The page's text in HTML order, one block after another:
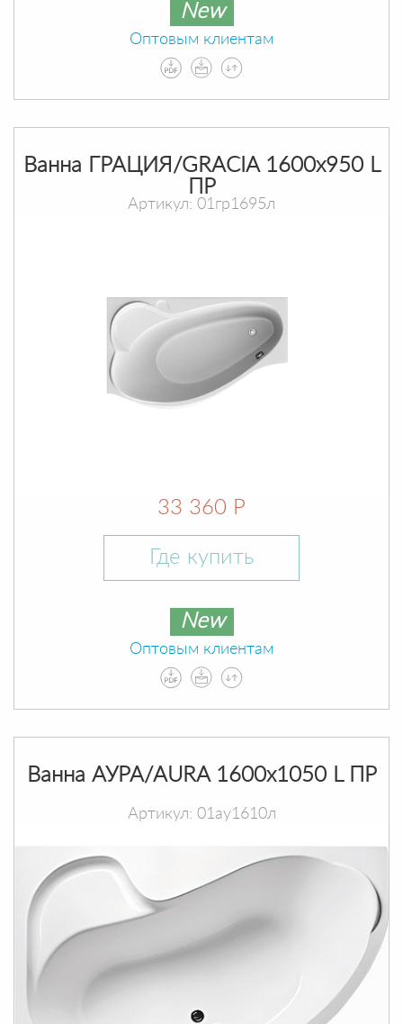
New
Оптовым клиентам
Ванна ГРАЦИЯ/GRACIA 1600х950 L
ПР
Артикул: 01гр1695л
33 360 Р
Где купить
New
Оптовым клиентам
Ванна АУРА/AURA 1600х1050 L ПР
Артикул: 01ау1610л